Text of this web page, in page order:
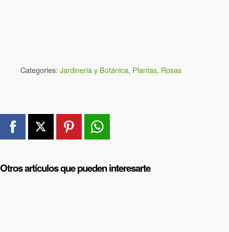
Categories: Jardineria y Botánica, Plantas, Rosas
Otros artículos que pueden interesarte